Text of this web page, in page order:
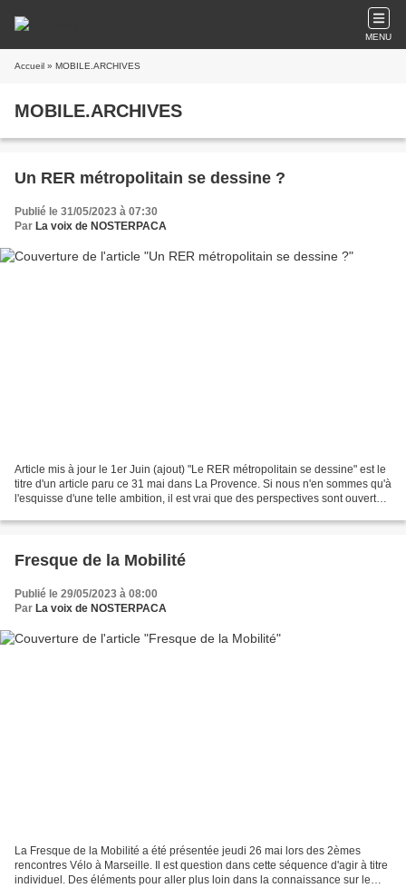
MENU
Accueil » MOBILE.ARCHIVES
MOBILE.ARCHIVES
Un RER métropolitain se dessine ?
Publié le 31/05/2023 à 07:30
Par La voix de NOSTERPACA
Article mis à jour le 1er Juin (ajout) "Le RER métropolitain se dessine" est le
titre d'un article paru ce 31 mai dans La Provence. Si nous n'en sommes qu'à
l'esquisse d'une telle ambition, il est vrai que des perspectives sont ouvertes
Fresque de la Mobilité
Publié le 29/05/2023 à 08:00
Par La voix de NOSTERPACA
La Fresque de la Mobilité a été présentée jeudi 26 mai lors des 2èmes
rencontres Vélo à Marseille. Il est question dans cette séquence d'agir à titre
individuel. Des éléments pour aller plus loin dans la connaissance sur le